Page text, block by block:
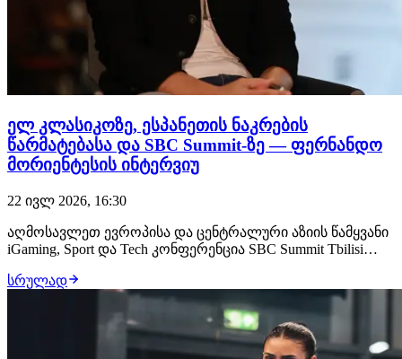
ელ კლასიკოზე, ესპანეთის ნაკრების
წარმატებასა და SBC Summit-ზე — ფერნანდო
მორიენტესის ინტერვიუ
22 ივლ 2026, 16:30
აღმოსავლეთ ევროპისა და ცენტრალური აზიის წამყვანი
iGaming, Sport და Tech კონფერენცია SBC Summit Tbilisi
ფეხბურთის ლეგენდა, ჩემპიონთა ლიგისა და ევროპის
ერთ-ერთ ყველაზე წარმატებული თავდამსხმელი,
ფერნანდო მორიენტესიც დაესწრო. სამიტის მი…
სრულად